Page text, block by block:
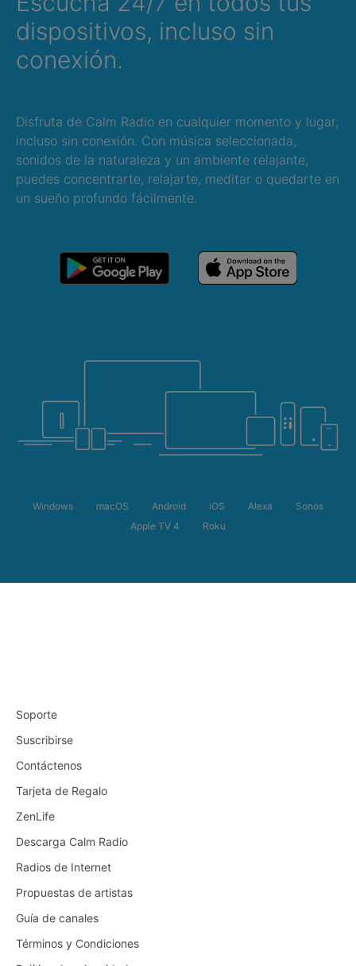
dispositivos, incluso sin
conexión.
Disfruta de Calm Radio en cualquier momento y lugar,
incluso sin conexión. Con música seleccionada,
sonidos de la naturaleza y un ambiente relajante,
puedes concentrarte, relajarte, meditar o quedarte en
un sueño profundo fácilmente.
Windows macOS Android iOS Alexa
Sonos
Apple TV 4
Roku
Soporte
Suscribirse
Contáctenos
Tarjeta de Regalo
ZenLife
Descarga Calm Radio
Radios de Internet
Propuestas de artistas
Guía de canales
Términos y Condiciones